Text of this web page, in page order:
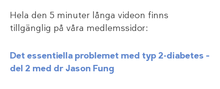
Hela den 5 minuter långa videon finns
tillgänglig på våra medlemssidor:
Det essentiella problemet med typ 2-diabetes –
del 2 med dr Jason Fung